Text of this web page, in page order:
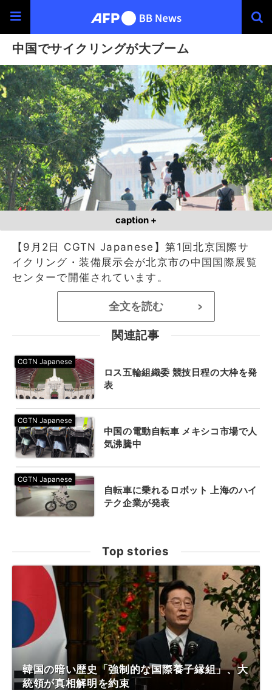
中国でサイクリングが大ブーム
caption +
【9月2日 CGTN Japanese】第1回北京国際サ
イクリング・装備展示会が北京市の中国国際展覧
センターで開催されています。
全文を読む >
関連記事
ロス五輪組織委 競技日程の大枠を発
表
中国の電動自転車 メキシコ市場で人
気沸騰中
自転車に乗れるロボット 上海のハイ
テク企業が発表
Top stories
韓国の暗い歴史「強制的な国際養子縁組」、大
統領が真相解明を約束